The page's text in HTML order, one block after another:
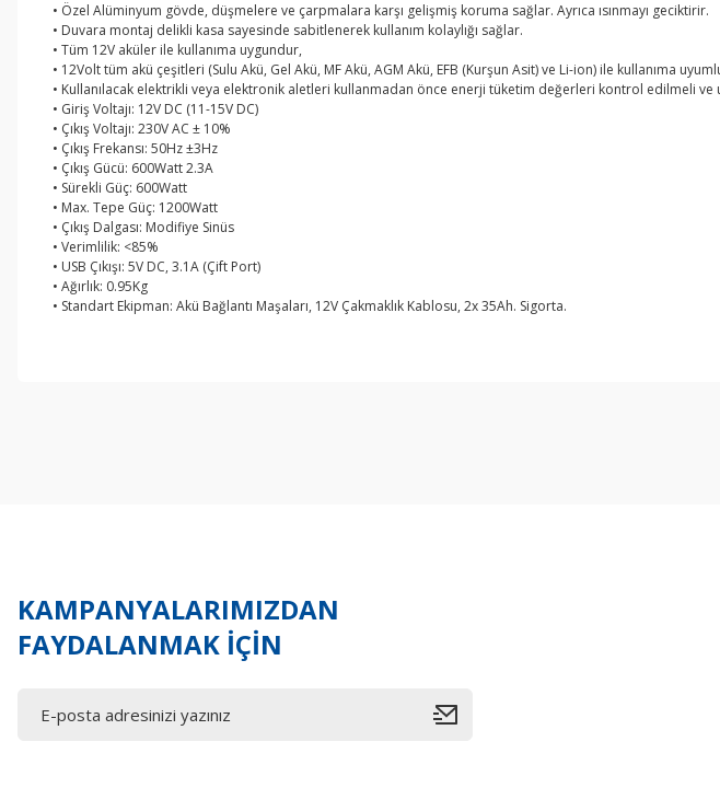
• Özel Alüminyum gövde, düşmelere ve çarpmalara karşı gelişmiş koruma sağlar. Ayrıca ısınmayı geciktirir.
• Duvara montaj delikli kasa sayesinde sabitlenerek kullanım kolaylığı sağlar.
• Tüm 12V aküler ile kullanıma uygundur,
• 12Volt tüm akü çeşitleri (Sulu Akü, Gel Akü, MF Akü, AGM Akü, EFB (Kurşun Asit) ve Li-ion) ile kullanıma
• Kullanılacak elektrikli veya elektronik aletleri kullanmadan önce enerji tüketim değerleri kontrol edilmeli ve
• Giriş Voltajı: 12V DC (11-15V DC)
• Çıkış Voltajı: 230V AC ± 10%
• Çıkış Frekansı: 50Hz ±3Hz
• Çıkış Gücü: 600Watt 2.3A
• Sürekli Güç: 600Watt
• Max. Tepe Güç: 1200Watt
• Çıkış Dalgası: Modifiye Sinüs
• Verimlilik: <85%
• USB Çıkışı: 5V DC, 3.1A (Çift Port)
• Ağırlık: 0.95Kg
• Standart Ekipman: Akü Bağlantı Maşaları, 12V Çakmaklık Kablosu, 2x 35Ah. Sigorta.
KAMPANYALARIMIZDAN
FAYDALANMAK İÇİN